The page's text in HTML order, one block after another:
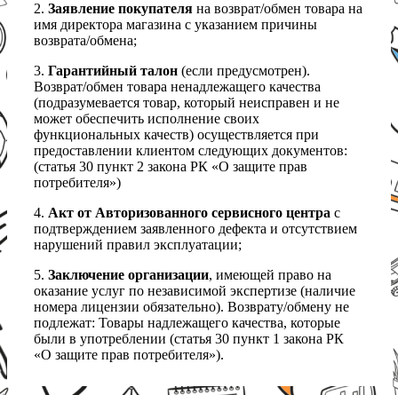
2. Заявление покупателя на возврат/обмен товара на
имя директора магазина с указанием причины
возврата/обмена;
3. Гарантийный талон (если предусмотрен).
Возврат/обмен товара ненадлежащего качества
(подразумевается товар, который неисправен и не
может обеспечить исполнение своих
функциональных качеств) осуществляется при
предоставлении клиентом следующих документов:
(статья 30 пункт 2 закона РК «О защите прав
потребителя»)
4. Акт от Авторизованного сервисного центра с
подтверждением заявленного дефекта и отсутствием
нарушений правил эксплуатации;
5. Заключение организации, имеющей право на
оказание услуг по независимой экспертизе (наличие
номера лицензии обязательно). Возврату/обмену не
подлежат: Товары надлежащего качества, которые
были в употреблении (статья 30 пункт 1 закона РК
«О защите прав потребителя»).